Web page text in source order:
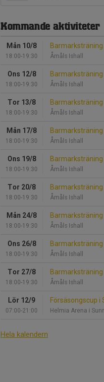
Kommande aktiviteter
Mån 10/8
18:00-19:30
Barmarksträning
Åmåls Ishall
Ons 12/8
18:00-19:30
Barmarksträning
Åmåls Ishall
Tor 13/8
18:00-19:30
Barmarksträning
Åmåls Ishall
Mån 17/8
18:00-19:30
Barmarksträning
Åmåls Ishall
Ons 19/8
18:00-19:30
Barmarksträning
Åmåls Ishall
Tor 20/8
18:00-19:30
Barmarksträning
Åmåls Ishall
Mån 24/8
18:00-19:30
Barmarksträning
Åmåls Ishall
Ons 26/8
18:00-19:30
Barmarksträning
Åmåls Ishall
Tor 27/8
18:00-19:30
Barmarksträning
Åmåls Ishall
Lör 12/9
07:00-21:00
Försäsongscup i
Helmia Arena i
Hela kalendern